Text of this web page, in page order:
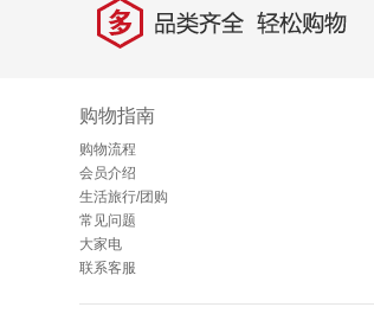
多 品类齐全，轻松购物
购物指南
购物流程
会员介绍
生活旅行/团购
常见问题
大家电
联系客服